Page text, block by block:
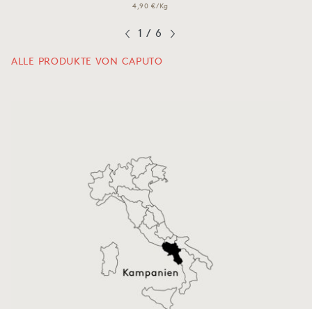
4,90 €/Kg
1 / 6
ALLE PRODUKTE VON CAPUTO